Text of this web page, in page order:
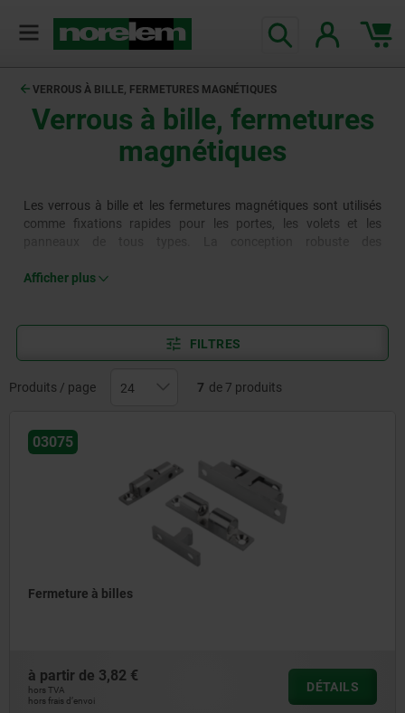
VERROUS À BILLE, FERMETURES MAGNÉTIQUES
Verrous à bille, fermetures
magnétiques
Les verrous à bille et les fermetures magnétiques sont utilisés
comme fixations rapides pour les portes, les volets et les
domaine industriel et artisanal.
Afficher plus
FILTRES
Produits / page 7 de 7 produits
03075
Fermeture à billes
à partir de 3,82 €
hors TVA
hors frais d’envoi
DÉTAILS